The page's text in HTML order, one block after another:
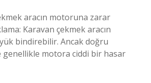
aracın motoruna zarar
Karavan çekmek aracın
bindirebilir. Ancak doğru
motora ciddi bir hasar